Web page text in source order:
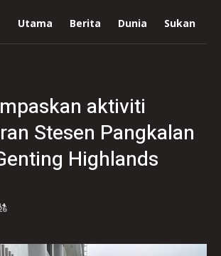
Utama Berita Dunia Sukan
aktiviti
Stesen Pangkalan
Highlands